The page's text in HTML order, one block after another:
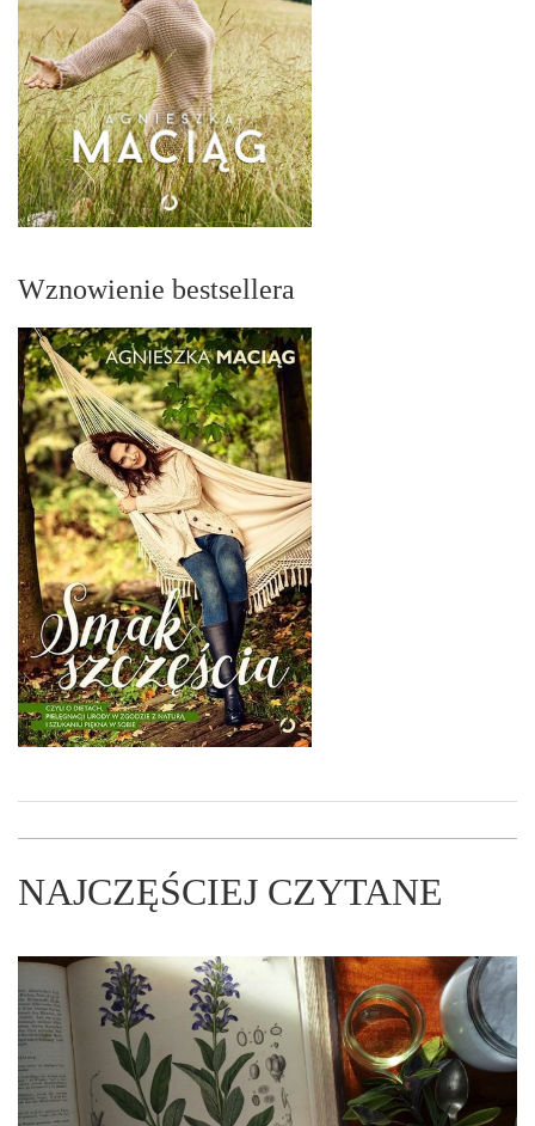
Wznowienie bestsellera
NAJCZĘŚCIEJ CZYTANE